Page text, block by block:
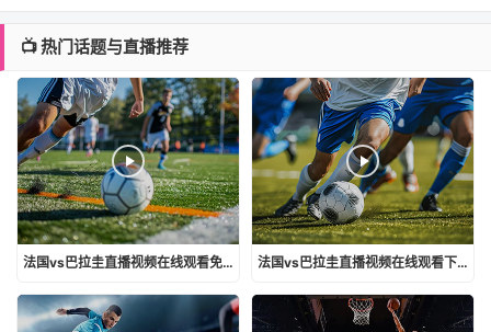
📺 热门话题与直播推荐
法国vs巴拉圭直播视频在线观看免费 法国vs巴拉圭直播视频在线观看下载